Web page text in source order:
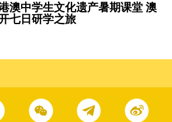
澳中学生文化遗产暑期课堂 澳
七日研学之旅